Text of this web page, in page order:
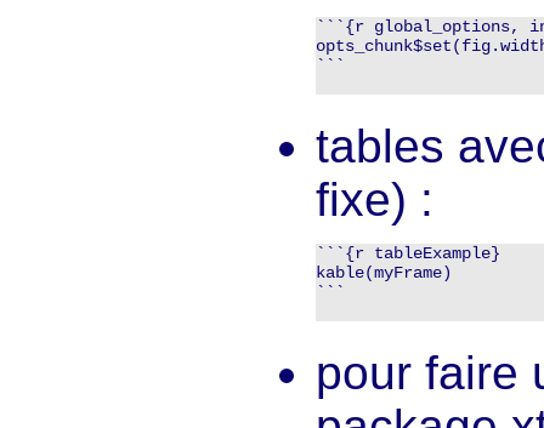
```{r global_options,
```
tables
fixe) :
```{r tableExample}
kable(myFrame)
```
pour faire